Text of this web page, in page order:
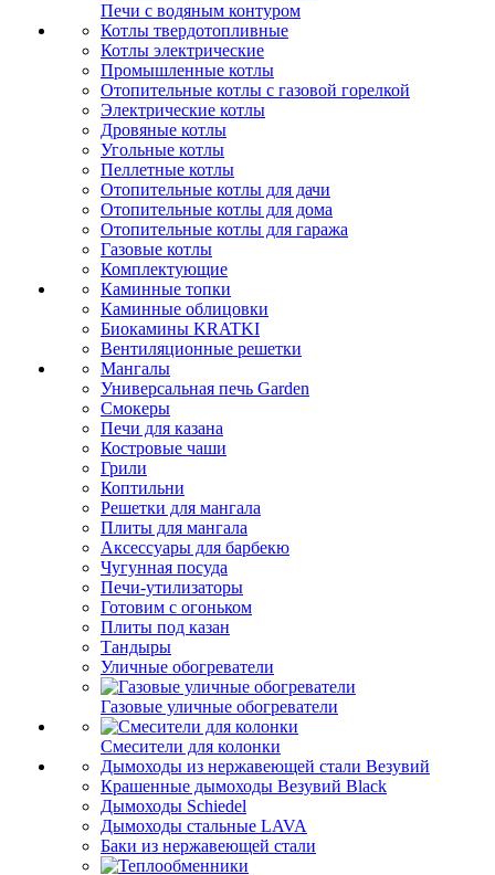
Печи с водяным контуром
Котлы твердотопливные
Котлы электрические
Промышленные котлы
Отопительные котлы с газовой горелкой
Электрические котлы
Дровяные котлы
Угольные котлы
Пеллетные котлы
Отопительные котлы для дачи
Отопительные котлы для дома
Отопительные котлы для гаража
Газовые котлы
Комплектующие
Каминные топки
Каминные облицовки
Биокамины KRATKI
Вентиляционные решетки
Мангалы
Универсальная печь Garden
Смокеры
Печи для казана
Костровые чаши
Грили
Коптильни
Решетки для мангала
Плиты для мангала
Аксессуары для барбекю
Чугунная посуда
Печи-утилизаторы
Готовим с огоньком
Плиты под казан
Тандыры
Уличные обогреватели
Газовые уличные обогреватели
Смесители для колонки
Дымоходы из нержавеющей стали Везувий
Крашенные дымоходы Везувий Black
Дымоходы Schiedel
Дымоходы стальные LAVA
Баки из нержавеющей стали